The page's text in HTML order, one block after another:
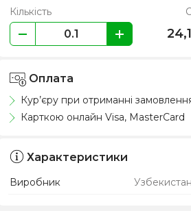
Кількість
Оплата
Кур’єру при отриманні
Карткою онлайн Visa, MasterCard
Характеристики
Виробник Узбекистан